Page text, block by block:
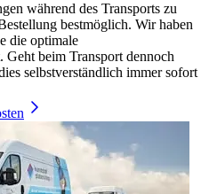
während des Transports zu
bestmöglich. Wir haben
die optimale
beim Transport dennoch
selbstverständlich immer sofort